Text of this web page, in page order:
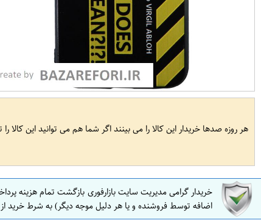
هر روزه صدها خریدار این کالا را می بینند اگر شما هم می توانید این کالا
خریدار گرامی مدیریت سایت بازارفوری بازگشت تمام هزینه
اضافه توسط فروشنده و یا هر دلیل موجه دیگر) به شرط خرید